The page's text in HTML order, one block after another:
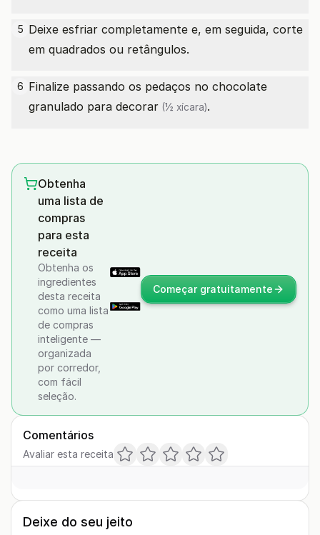
5 Deixe esfriar completamente e, em seguida, corte
em quadrados ou retângulos.
6 Finalize passando os pedaços no chocolate
granulado para decorar (½ xícara).
Obtenha
uma lista de
compras
para esta
receita
Obtenha os
ingredientes
desta receita
como uma lista
de compras
inteligente —
organizada
por corredor,
com fácil
seleção.
Começar gratuitamente
Comentários
Avaliar esta receita
Deixe do seu jeito